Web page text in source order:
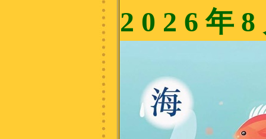
2 0 2 6 年